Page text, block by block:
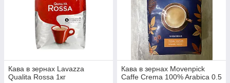
Кава в зернах Lavazza
Qualita Rossa 1кг
Кава в зернах Movenpick
Caffe Crema 100% Arabica 0.5